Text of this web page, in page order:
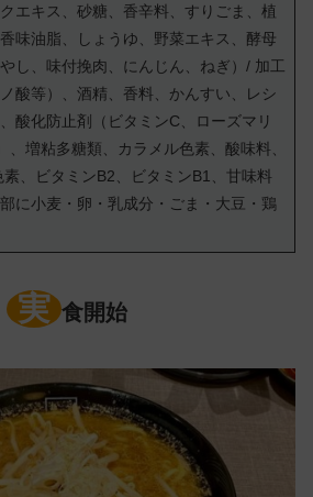
エキス、砂糖、香辛料、すりごま、植
味油脂、しょうゆ、野菜エキス、酵母
し、味付挽肉、にんじん、ねぎ）/ 加工
酸等）、酒精、香料、かんすい、レシ
酸化防止剤（ビタミンC、ローズマリ
、増粘多糖類、カラメル色素、酸味料、
、ビタミンB2、ビタミンB1、甘味料
に小麦・卵・乳成分・ごま・大豆・鶏
実 食開始